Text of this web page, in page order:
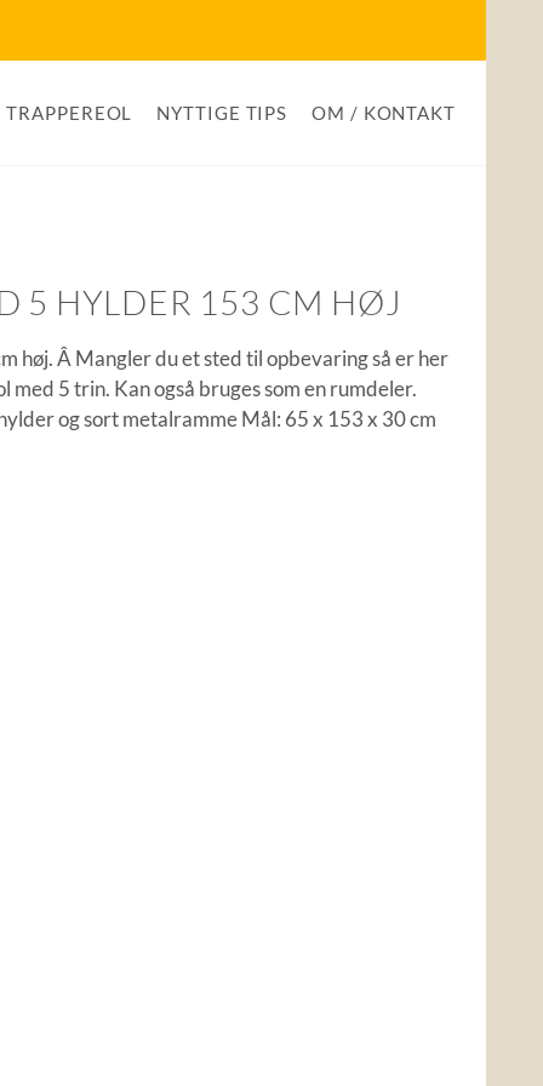
TRAPPEREOL NYTTIGE TIPS OM / KONTAKT
5 HYLDER 153 CM HØJ
høj. Â Mangler du et sted til opbevaring så er her
med 5 trin. Kan også bruges som en rumdeler.
og sort metalramme Mål: 65 x 153 x 30 cm